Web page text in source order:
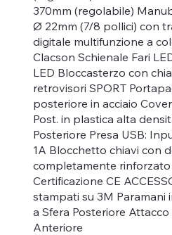
370mm (regolabile)
Ø 22mm (7/8 pollici) con
digitale multifunzione a
Clacson Schienale Fari
LED Bloccasterzo con
retrovisori SPORT
posteriore in acciaio
Post. in plastica alta
Posteriore Presa USB:
1A Blocchetto chiavi con
completamente
Certificazione CE
stampati su 3M Paramani
a Sfera Posteriore Attacco
Anteriore